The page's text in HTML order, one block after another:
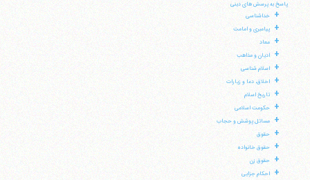
پاسخ به پرسش های دینی
+ خداشناسی
+ پیامبری و امامت
+ معاد
+ ادیان و مذاهب
+ اسلام شناسی
+ اخلاق، دعا و زیارات
+ تاریخ اسلام
+ حکومت اسلامی
+ مسائل پوشش و حجاب
+ حقوق
+ حقوق خانواده
+ حقوق زن
+ احکام جزایی